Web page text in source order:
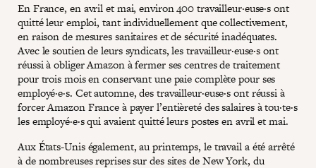
En France, en avril et mai, environ 400 travailleur·euse·s ont
quitté leur emploi, tant individuellement que collectivement,
en raison de mesures sanitaires et de sécurité inadéquates.
Avec le soutien de leurs syndicats, les travailleur·euse·s ont
réussi à obliger Amazon à fermer ses centres de traitement
pour trois mois en conservant une paie complète pour ses
employé·e·s. Cet automne, des travailleur·euse·s ont réussi à
forcer Amazon France à payer l’entièreté des salaires à tou·te·s
les employé·e·s qui avaient quitté leurs postes en avril et mai.
Aux États-Unis également, au printemps, le travail a été arrêté
à de nombreuses reprises sur des sites de New York, du